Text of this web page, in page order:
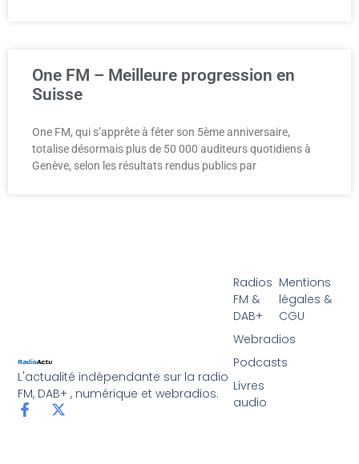
One FM – Meilleure progression en
Suisse
One FM, qui s’apprête à fêter son 5ème anniversaire,
totalise désormais plus de 50 000 auditeurs quotidiens à
Genève, selon les résultats rendus publics par
L'actualité indépendante sur la radio
FM, DAB+ , numérique et webradios.
Radios
FM &
DAB+
Webradios
Podcasts
Livres
audio
Mentions
légales &
CGU